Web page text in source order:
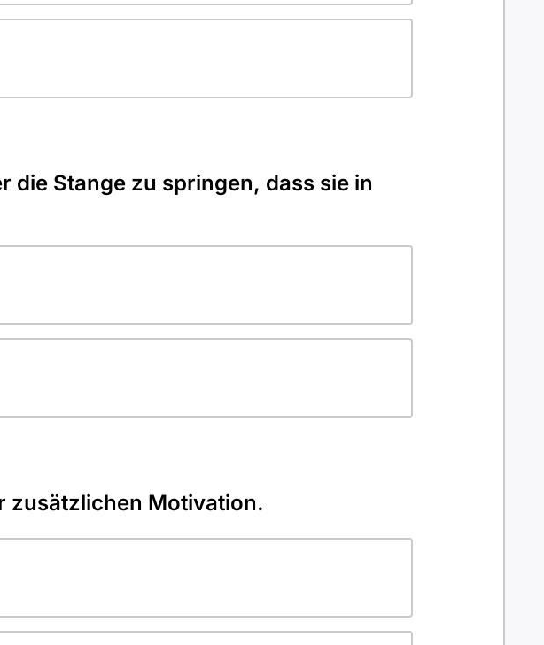
die Stange zu springen, dass sie in
zusätzlichen Motivation.